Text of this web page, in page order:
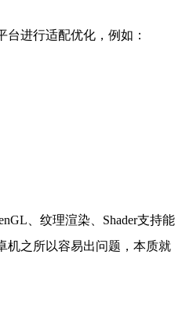
台进行适配优化，例如：
、纹理渲染、Shader支持能
机之所以容易出问题，本质就